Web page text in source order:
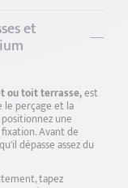
et
ou toit terrasse,est
le perçage et la
une
Avant de
dépasse assez du
tapez